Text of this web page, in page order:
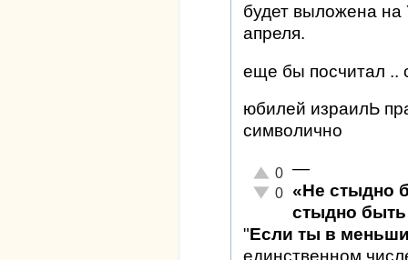
будет выложена на
апреля.
еще бы посчитал ..
юбилей израилЬ
символично
Отлично!
0
Неадекватно!
0
—
«Не стыдно
стыдно быть
"Если ты в
единственном